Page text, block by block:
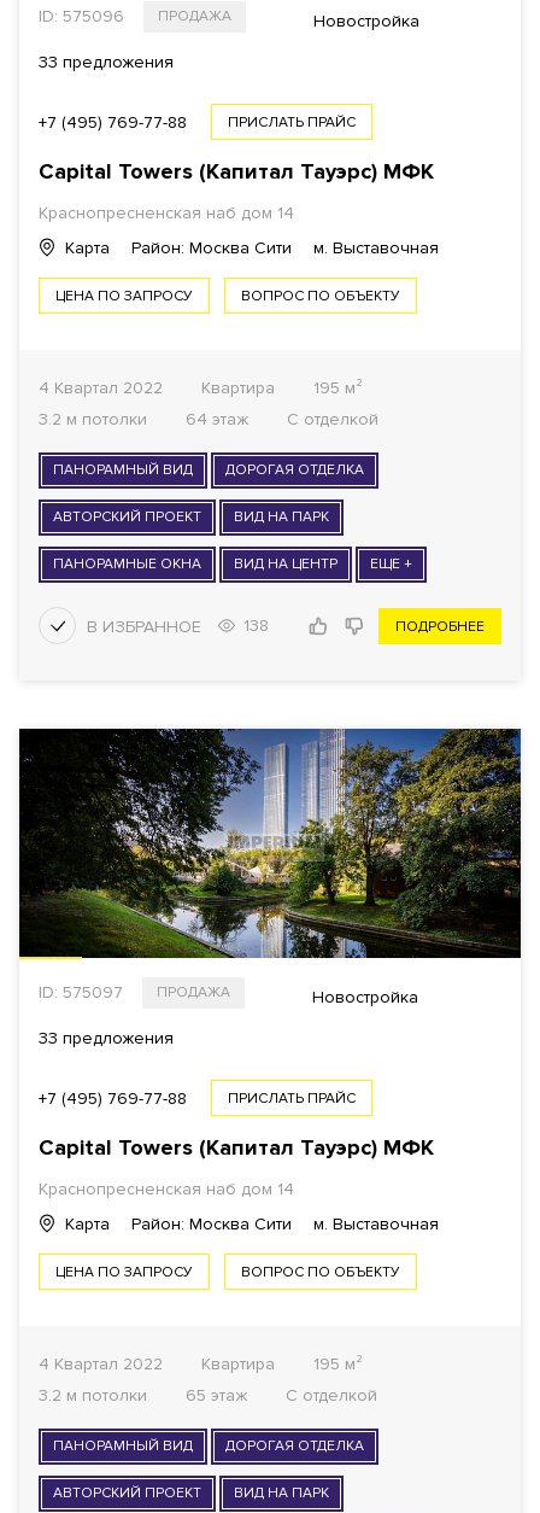
ID: 575096 ПРОДАЖА Новостройка
33 предложения
+7 (495) 769-77-88 ПРИСЛАТЬ ПРАЙС
Capital Towers (Капитал Тауэрс) МФК
Краснопресненская наб дом 14
Карта
Район: Москва Сити м. Выставочная
ЦЕНА ПО ЗАПРОСУ ВОПРОС ПО ОБЪЕКТУ
4 Квартал 2022 Квартира
195 м²
3.2 м потолки
64 этаж С отделкой
ПАНОРАМНЫЙ ВИД ДОРОГАЯ ОТДЕЛКА
АВТОРСКИЙ ПРОЕКТ ВИД НА ПАРК
ПАНОРАМНЫЕ ОКНА ВИД НА ЦЕНТР ЕЩЕ +
138 ПОДРОБНЕЕ
ID: 575097 ПРОДАЖА Новостройка
33 предложения
+7 (495) 769-77-88 ПРИСЛАТЬ ПРАЙС
Capital Towers (Капитал Тауэрс) МФК
Краснопресненская наб дом 14
Карта
Район: Москва Сити м. Выставочная
ЦЕНА ПО ЗАПРОСУ ВОПРОС ПО ОБЪЕКТУ
4 Квартал 2022 Квартира
195 м²
3.2 м потолки
65 этаж С отделкой
ПАНОРАМНЫЙ ВИД ДОРОГАЯ ОТДЕЛКА
АВТОРСКИЙ ПРОЕКТ ВИД НА ПАРК